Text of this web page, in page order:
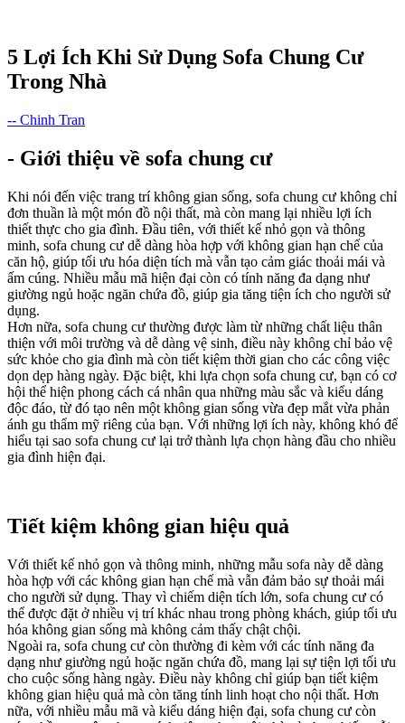
5 Lợi Ích Khi Sử Dụng Sofa Chung Cư
Trong Nhà
-- Chinh Tran
- Giới thiệu về sofa chung cư
Khi nói đến việc trang trí không gian sống, sofa chung cư không chỉ
đơn thuần là một món đồ nội thất, mà còn mang lại nhiều lợi ích
thiết thực cho gia đình. Đầu tiên, với thiết kế nhỏ gọn và thông
minh, sofa chung cư dễ dàng hòa hợp với không gian hạn chế của
căn hộ, giúp tối ưu hóa diện tích mà vẫn tạo cảm giác thoải mái và
ấm cúng. Nhiều mẫu mã hiện đại còn có tính năng đa dạng như
giường ngủ hoặc ngăn chứa đồ, giúp gia tăng tiện ích cho người sử
dụng.
Hơn nữa, sofa chung cư thường được làm từ những chất liệu thân
thiện với môi trường và dễ dàng vệ sinh, điều này không chỉ bảo vệ
sức khỏe cho gia đình mà còn tiết kiệm thời gian cho các công việc
dọn dẹp hàng ngày. Đặc biệt, khi lựa chọn sofa chung cư, bạn có cơ
hội thể hiện phong cách cá nhân qua những màu sắc và kiểu dáng
độc đáo, từ đó tạo nên một không gian sống vừa đẹp mắt vừa phản
ánh gu thẩm mỹ riêng của bạn. Với những lợi ích này, không khó để
hiểu tại sao sofa chung cư lại trở thành lựa chọn hàng đầu cho nhiều
gia đình hiện đại.
Tiết kiệm không gian hiệu quả
Với thiết kế nhỏ gọn và thông minh, những mẫu sofa này dễ dàng
hòa hợp với các không gian hạn chế mà vẫn đảm bảo sự thoải mái
cho người sử dụng. Thay vì chiếm diện tích lớn, sofa chung cư có
thể được đặt ở nhiều vị trí khác nhau trong phòng khách, giúp tối ưu
hóa không gian sống mà không cảm thấy chật chội.
Ngoài ra, sofa chung cư còn thường đi kèm với các tính năng đa
dạng như giường ngủ hoặc ngăn chứa đồ, mang lại sự tiện lợi tối ưu
cho cuộc sống hàng ngày. Điều này không chỉ giúp bạn tiết kiệm
không gian hiệu quả mà còn tăng tính linh hoạt cho nội thất. Hơn
nữa, với nhiều mẫu mã và kiểu dáng hiện đại, sofa chung cư còn